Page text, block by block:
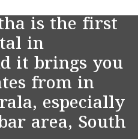
is the first
in
it brings you
from in
especially
area, South